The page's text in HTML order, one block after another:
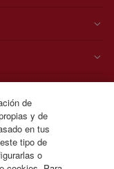
e inglés).
de
y de
en tus
tipo de
o